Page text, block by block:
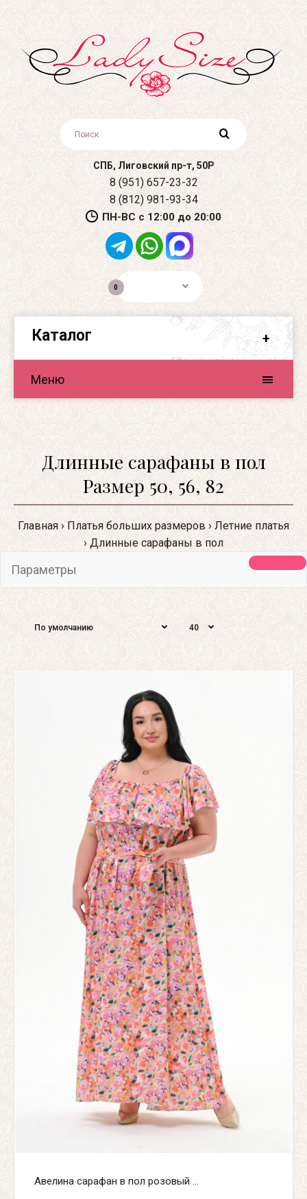
СПБ, Лиговский пр-т, 50Р
8 (951) 657-23-32
8 (812) 981-93-34
ПН-ВС с 12:00 до 20:00
0
Каталог
Меню
Длинные сарафаны в пол
Размер 50, 56, 82
Главная Платья больших размеров
Летние платья
Длинные сарафаны в пол
Параметры
Авелина сарафан в пол розовый ...